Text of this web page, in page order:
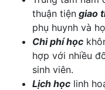
thuận tiện giao
phụ huynh và
Chi phí học
hợp với nhiều
sinh viên.
Lịch học linh